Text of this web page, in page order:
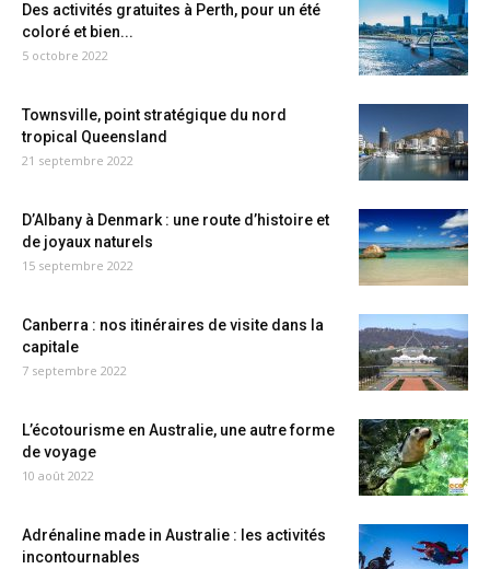
Des activités gratuites à Perth, pour un été
coloré et bien...
5 octobre 2022
Townsville, point stratégique du nord
tropical Queensland
21 septembre 2022
D’Albany à Denmark : une route d’histoire et
de joyaux naturels
15 septembre 2022
Canberra : nos itinéraires de visite dans la
capitale
7 septembre 2022
L’écotourisme en Australie, une autre forme
de voyage
10 août 2022
Adrénaline made in Australie : les activités
incontournables